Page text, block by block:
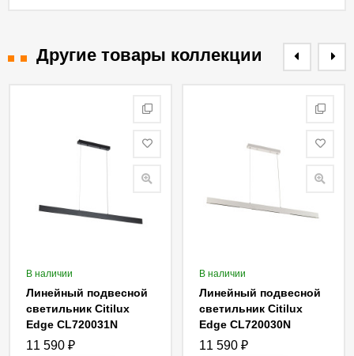
Другие товары коллекции
В наличии
Линейный подвесной
светильник Citilux
Edge CL720031N
11 590 ₽
В наличии
Линейный подвесной
светильник Citilux
Edge CL720030N
11 590 ₽